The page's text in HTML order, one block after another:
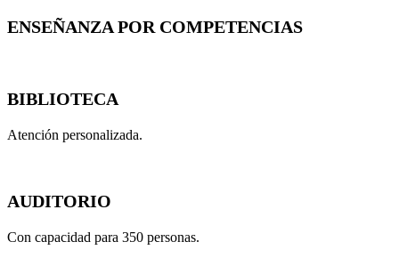
ENSEÑANZA POR COMPETENCIAS
BIBLIOTECA
Atención personalizada.
AUDITORIO
Con capacidad para 350 personas.